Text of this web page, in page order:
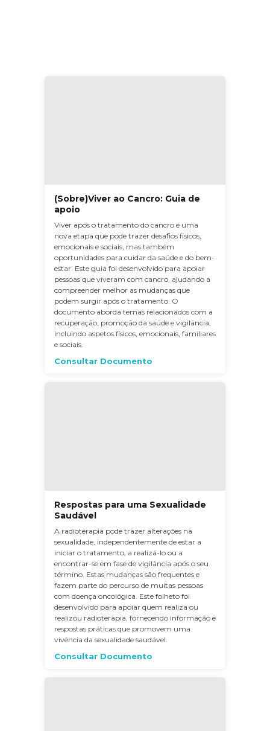
(Sobre)Viver ao Cancro: Guia de
apoio
Viver após o tratamento do cancro é uma
nova etapa que pode trazer desafios físicos,
emocionais e sociais, mas também
oportunidades para cuidar da saúde e do bem-
estar. Este guia foi desenvolvido para apoiar
pessoas que viveram com cancro, ajudando a
compreender melhor as mudanças que
podem surgir após o tratamento. O
documento aborda temas relacionados com a
recuperação, promoção da saúde e vigilância,
incluindo aspetos físicos, emocionais, familiares
e sociais.
Consultar Documento
Respostas para uma Sexualidade
Saudável
A radioterapia pode trazer alterações na
sexualidade, independentemente de estar a
iniciar o tratamento, a realizá-lo ou a
encontrar-se em fase de vigilância após o seu
término. Estas mudanças são frequentes e
fazem parte do percurso de muitas pessoas
com doença oncológica. Este folheto foi
desenvolvido para apoiar quem realiza ou
realizou radioterapia, fornecendo informação e
respostas práticas que promovem uma
vivência da sexualidade saudável.
Consultar Documento